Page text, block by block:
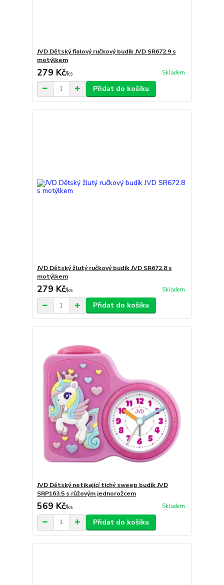
JVD Dětský fialový ručkový budík JVD SR672.9 s
motýlkem
279 Kč/ks Skladem
Přidat do košíku
JVD Dětský žlutý ručkový budík JVD SR672.8 s
motýlkem
279 Kč/ks Skladem
Přidat do košíku
JVD Dětský netikající tichý sweep budík JVD
SRP163.5 s růžovým jednorožcem
569 Kč/ks Skladem
Přidat do košíku